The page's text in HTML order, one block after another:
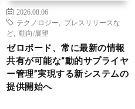
2026.08.06
テクノロジー
プレスリリースな
ど
動向/展望
ゼロボード、常に最新の情報
共有が可能な“動的サプライヤ
ー管理”実現する新システムの
提供開始へ